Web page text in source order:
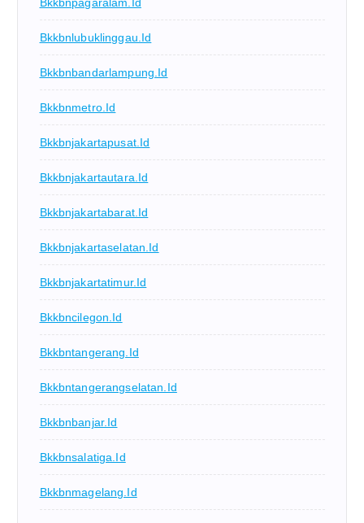
Bkkbnlubuklinggau.id
Bkkbnbandarlampung.id
Bkkbnmetro.id
Bkkbnjakartapusat.id
Bkkbnjakartautara.id
Bkkbnjakartabarat.id
Bkkbnjakartaselatan.id
Bkkbnjakartatimur.id
Bkkbncilegon.id
Bkkbntangerang.id
Bkkbntangerangselatan.id
Bkkbnbanjar.id
Bkkbnsalatiga.id
Bkkbnmagelang.id